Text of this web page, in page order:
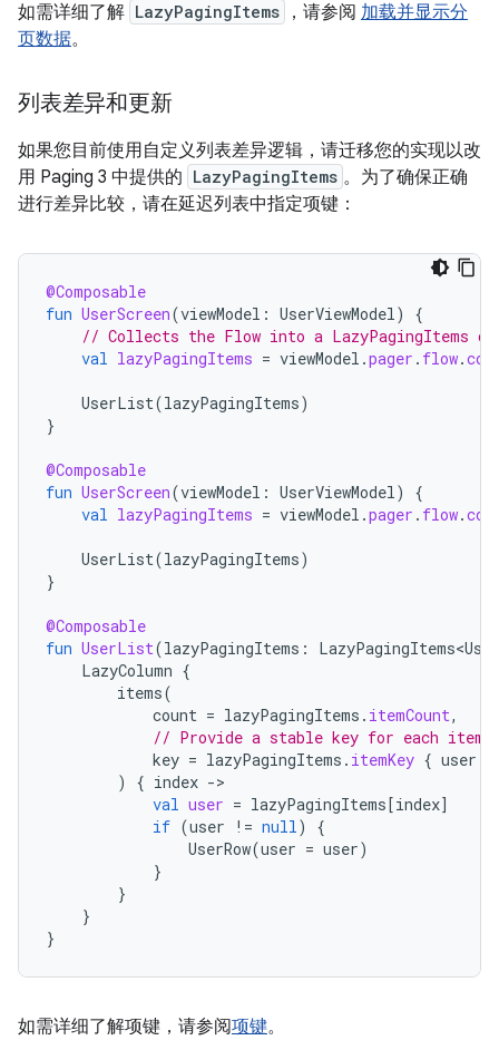
如需详细了解 LazyPagingItems ，请参阅 加载并显示分
页数据。
列表差异和更新
如果您目前使用自定义列表差异逻辑，请迁移您的实现以改
用 Paging 3 中提供的 LazyPagingItems 。为了确保正确
进行差异比较，请在延迟列表中指定项键：
@Composable
fun UserScreen(viewModel : UserViewModel)
{
// Collects the Flow into a LazyPagingItems
val lazyPagingItems = viewModel .pager . flow.
UserList(lazyPagingItems)
}
@Composable
fun UserScreen(viewModel : UserViewModel)
{
val lazyPagingItems = viewModel .pager . flow.
UserList(lazyPagingItems)
}
@Composable
fun UserList(lazyPagingItems :
LazyColumn {
items(
count = lazyPagingItems . itemCount,
// Provide a stable key for each
key = lazyPagingItems . itemKey { user
)
{ index -
val user = lazyPagingItems[index]
if (user != null)
{
UserRow(user = user)
}
}
}
}
如需详细了解项键，请参阅项键。